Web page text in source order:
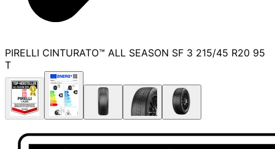
PIRELLI CINTURATO™ ALL SEASON SF 3 215/45 R20 95
T